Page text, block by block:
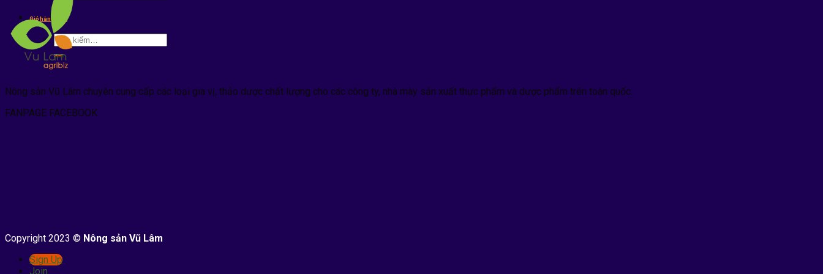
kiếm:
Giỏ hàng / ₫
Tìm
kiếm:
Nông sản Vũ Lâm chuyên cung cấp các loại gia vị, thảo dược chất lượng cho các công ty, nhà mày sản xuất thực phẩm và dược phẩm trên toàn quốc.
FANPAGE FACEBOOK
Copyright 2023 © Nông sản Vũ Lâm
Sign Up
Join